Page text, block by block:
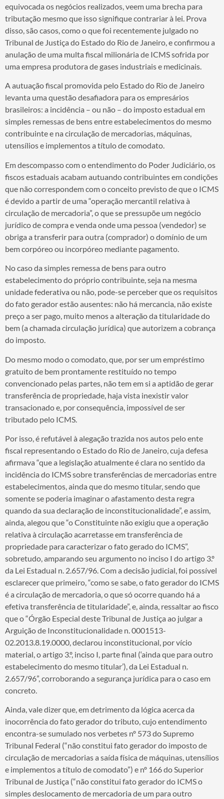
equivocada os negócios realizados, veem uma brecha para
tributação mesmo que isso signifique contrariar à lei. Prova
disso, são casos, como o que foi recentemente julgado no
Tribunal de Justiça do Estado do Rio de Janeiro, e confirmou a
anulação de uma multa fiscal milionária de ICMS sofrida por
uma empresa produtora de gases industriais e medicinais.
A autuação fiscal promovida pelo Estado do Rio de Janeiro
levanta uma questão desafiadora para os empresários
brasileiros: a incidência – ou não – do imposto estadual em
simples remessas de bens entre estabelecimentos do mesmo
contribuinte e na circulação de mercadorias, máquinas,
utensílios e implementos a título de comodato.
Em descompasso com o entendimento do Poder Judiciário, os
fiscos estaduais acabam autuando contribuintes em condições
que não correspondem com o conceito previsto de que o ICMS
é devido a partir de uma “operação mercantil relativa à
circulação de mercadoria”, o que se pressupõe um negócio
jurídico de compra e venda onde uma pessoa (vendedor) se
obriga a transferir para outra (comprador) o domínio de um
bem corpóreo ou incorpóreo mediante pagamento.
No caso da simples remessa de bens para outro
estabelecimento do próprio contribuinte, seja na mesma
unidade federativa ou não, pode-se perceber que os requisitos
do fato gerador estão ausentes: não há mercancia, não existe
preço a ser pago, muito menos a alteração da titularidade do
bem (a chamada circulação jurídica) que autorizem a cobrança
do imposto.
Do mesmo modo o comodato, que, por ser um empréstimo
gratuito de bem prontamente restituído no tempo
convencionado pelas partes, não tem em si a aptidão de gerar
transferência de propriedade, haja vista inexistir valor
transacionado e, por consequência, impossível de ser
tributado pelo ICMS.
Por isso, é refutável à alegação trazida nos autos pelo ente
fiscal representando o Estado do Rio de Janeiro, cuja defesa
afirmava “que a legislação atualmente é clara no sentido da
incidência do ICMS sobre transferências de mercadorias entre
estabelecimentos, ainda que do mesmo titular, sendo que
somente se poderia imaginar o afastamento desta regra
quando da sua declaração de inconstitucionalidade”, e assim,
ainda, alegou que “o Constituinte não exigiu que a operação
relativa à circulação acarretasse em transferência de
propriedade para caracterizar o fato gerado do ICMS”,
sobretudo, amparando seu argumento no inciso I do artigo 3.º
da Lei Estadual n. 2.657/96. Com a decisão judicial, foi possível
esclarecer que primeiro, “como se sabe, o fato gerador do ICMS
é a circulação de mercadoria, o que só ocorre quando há a
efetiva transferência de titularidade”, e, ainda, ressaltar ao fisco
que o “Órgão Especial deste Tribunal de Justiça ao julgar a
Arguição de Inconstitucionalidade n. 0001513-
02.2013.8.19.0000, declarou inconstitucional, por vício
material, o artigo 3.º, inciso I, parte final (‘ainda que para outro
estabelecimento do mesmo titular’), da Lei Estadual n.
2.657/96”, corroborando a segurança jurídica para o caso em
concreto.
Ainda, vale dizer que, em detrimento da lógica acerca da
inocorrência do fato gerador do tributo, cujo entendimento
encontra-se sumulado nos verbetes nº 573 do Supremo
Tribunal Federal (“não constitui fato gerador do imposto de
circulação de mercadorias a saída física de máquinas, utensílios
e implementos a título de comodato”) e nº 166 do Superior
Tribunal de Justiça (“não constitui fato gerador do ICMS o
simples deslocamento de mercadoria de um para outro